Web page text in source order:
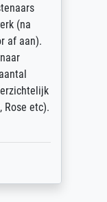
(na
af aan).
Rose etc).